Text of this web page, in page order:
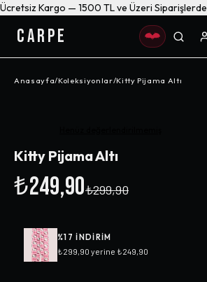
Ücretsiz Kargo — 1500 TL ve Üzeri Siparişlerde
CARPE
Anasayfa/Koleksiyonlar/Kitty Pijama Altı
Kitty Pijama Altı
₺249,90₺299,90
%17 INDIRIM
₺299,90 yerine ₺249,90